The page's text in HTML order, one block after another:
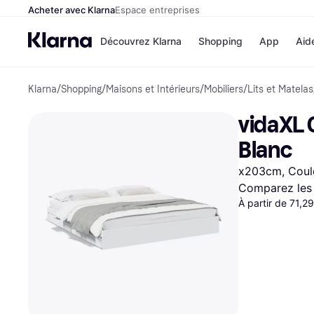
Acheter avec KlarnaEspace entreprises
Découvrez Klarna
Options de
paiement
Payer maintenant
Paiement en 3 fois
Paiement à 30 jours
Klarna sur Apple Pay
Shopping
Magasins
Airbnb
Temu
JD Sports
App
Klarna/Shopping/Maisons et Intérieurs/Mobiliers/Lits et Matelas
vidaXL
Blanc
x203cm,
Comparez
À partir de